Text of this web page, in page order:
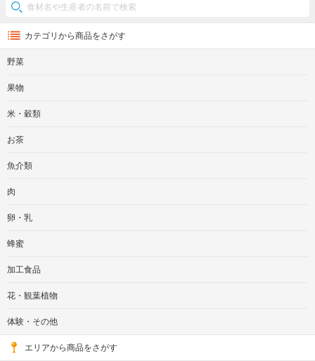
カテゴリから商品をさがす
野菜
果物
米・穀類
お茶
魚介類
肉
卵・乳
蜂蜜
加工食品
花・観葉植物
体験・その他
エリアから商品をさがす